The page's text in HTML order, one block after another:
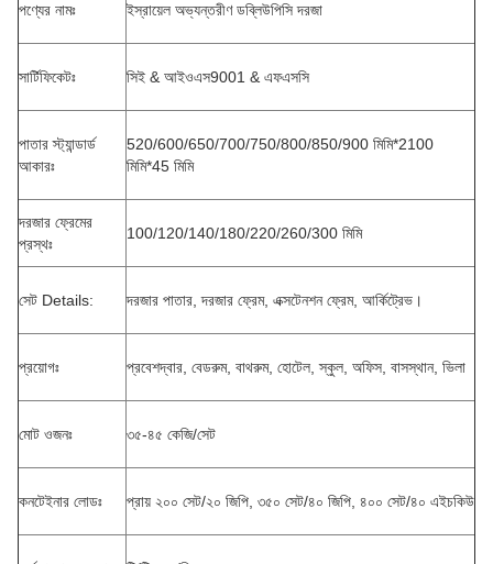
পণ্যের নামঃ ইস্রায়েল অভ্যন্তরীণ ডব্লিউপিসি দরজা
সার্টিফিকেটঃ সিই & আইওএস9001 & এফএসসি
পাতার স্ট্যান্ডার্ড
আকারঃ
520/600/650/700/750/800/850/900 মিমি*2100
মিমি*45 মিমি
দরজার ফ্রেমের
প্রস্থঃ
100/120/140/180/220/260/300 মিমি
সেট Details: দরজার পাতার, দরজার ফ্রেম, এক্সটেনশন ফ্রেম, আর্কিট্রেভ।
প্রয়োগঃ প্রবেশদ্বার, বেডরুম, বাথরুম, হোটেল, স্কুল, অফিস, বাসস্থান, ভিলা
মোট ওজনঃ ৩৫-৪৫ কেজি/সেট
কনটেইনার লোডঃ প্রায় ২০০ সেট/২০ জিপি, ৩৫০ সেট/৪০ জিপি, ৪০০ সেট/৪০ এইচকিউ